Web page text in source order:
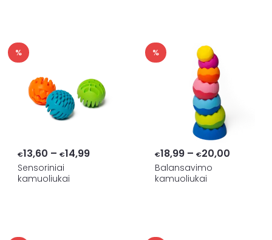
%
€13,60 – €14,99Price
Sensoriniai
kamuoliukai
%
€18,99 – €20,00Price
Balansavimo
kamuoliukai